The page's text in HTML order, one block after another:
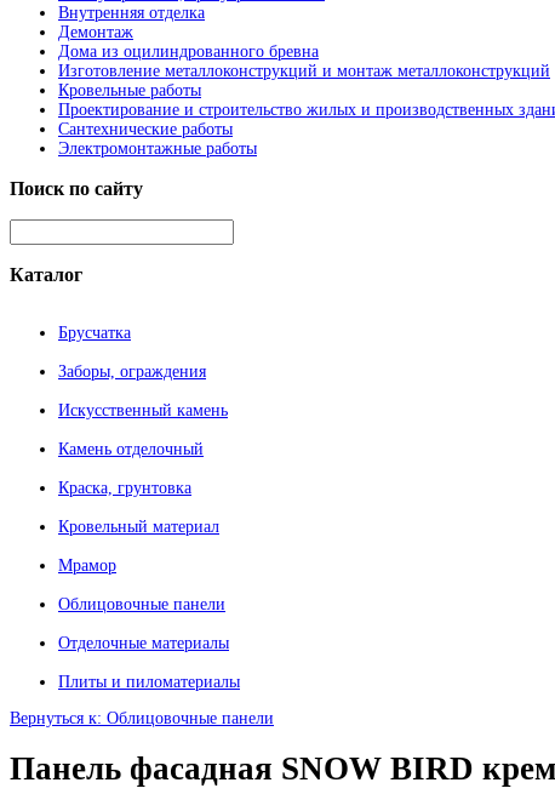
Внутренняя отделка
Демонтаж
Дома из оцилиндрованного бревна
Изготовление металлоконструкций и монтаж металлоконструкций
Кровельные работы
Проектирование и строительство жилых и производственных
Сантехнические работы
Электромонтажные работы
Поиск по сайту
Каталог
Брусчатка
Заборы, ограждения
Искусственный камень
Камень отделочный
Краска, грунтовка
Кровельный материал
Мрамор
Облицовочные панели
Отделочные материалы
Плиты и пиломатериалы
Вернуться к: Облицовочные панели
Панель фасадная SNOW BIRD